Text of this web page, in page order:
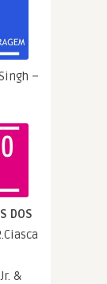
–
DOS
&